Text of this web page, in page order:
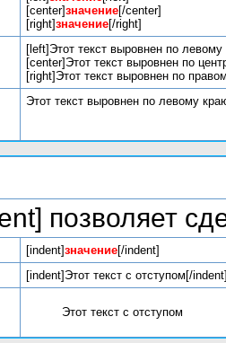
[center]значение[/center]
[right]значение[/right]
[left]Этот текст выровнен по
[center]Этот текст выровнен по
[right]Этот текст выровнен по
Этот текст выровнен по левому
позволяет
[indent]значение[/indent]
[indent]Этот текст с отступом[/
Этот текст с отступом